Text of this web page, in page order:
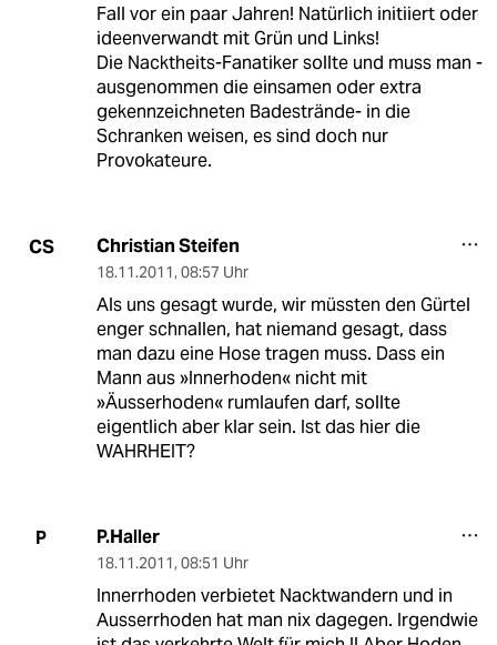
Fall vor ein paar Jahren! Natürlich initiiert oder
ideenverwandt mit Grün und Links!
Die Nacktheits-Fanatiker sollte und muss man -
ausgenommen die einsamen oder extra
gekennzeichneten Badestrände- in die
Schranken weisen, es sind doch nur
Provokateure.
CS Christian Steifen
18.11.2011, 08:57 Uhr
Als uns gesagt wurde, wir müssten den Gürtel
enger schnallen, hat niemand gesagt, dass
man dazu eine Hose tragen muss. Dass ein
Mann aus »Innerhoden« nicht mit
»Äusserhoden« rumlaufen darf, sollte
eigentlich aber klar sein. Ist das hier die
WAHRHEIT?
P P.Haller
18.11.2011, 08:51 Uhr
Innerrhoden verbietet Nacktwandern und in
Ausserrhoden hat man nix dagegen. Irgendwie